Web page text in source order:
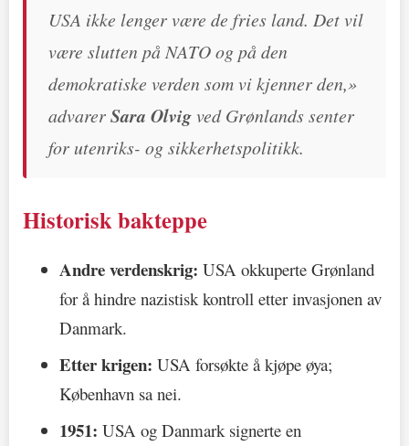
USA ikke lenger være de fries land. Det vil
være slutten på NATO og på den
demokratiske verden som vi kjenner den,»
advarerSara Olvigved Grønlands senter
for utenriks- og sikkerhetspolitikk.
Historisk bakteppe
Andre verdenskrig: USA okkuperte Grønland
for å hindre nazistisk kontroll etter invasjonen av
Danmark.
Etter krigen: USA forsøkte å kjøpe øya;
København sa nei.
1951: USA og Danmark signerte en